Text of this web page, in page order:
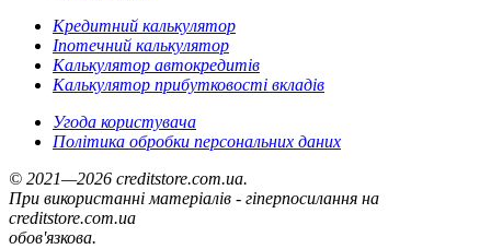
Кредитний калькулятор
Іпотечний калькулятор
Калькулятор автокредитів
Калькулятор прибутковості вкладів
Угода користувача
Політика обробки персональних даних
© 2021—2026 creditstore.com.ua.
При використанні матеріалів - гіперпосилання на
creditstore.com.ua
обов'язкова.